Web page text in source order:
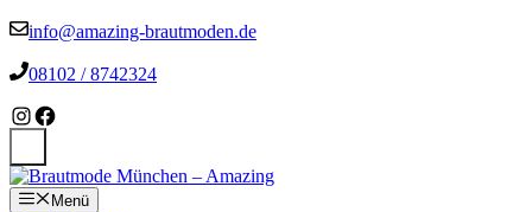
Zum
springen
info@amazing-brautmoden.de
08102 / 8742324
Instagram
Facebook
Suchen
Menü